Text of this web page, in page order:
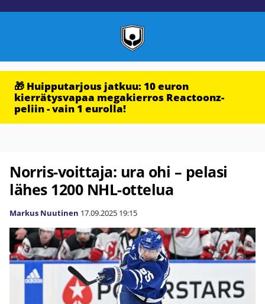
🎁 Huipputarjous jatkuu: 10 euron
kierrätysvapaa megakierros Reactoonz-
peliin - vain 1 eurolla!
Norris-voittaja: ura ohi – pelasi
lähes 1200 NHL-ottelua
Markus Nuutinen 17.09.2025 19:15